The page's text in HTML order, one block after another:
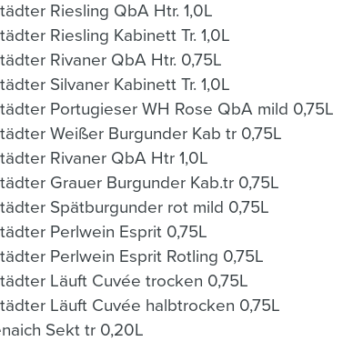
Riesling QbA Htr. 1,0L
Riesling Kabinett Tr. 1,0L
Rivaner QbA Htr. 0,75L
Silvaner Kabinett Tr. 1,0L
Portugieser WH Rose QbA mild 0,75L
Weißer Burgunder Kab tr 0,75L
Rivaner QbA Htr 1,0L
Grauer Burgunder Kab.tr 0,75L
Spätburgunder rot mild 0,75L
Perlwein Esprit 0,75L
Perlwein Esprit Rotling 0,75L
Läuft Cuvée trocken 0,75L
Läuft Cuvée halbtrocken 0,75L
Sekt tr 0,20L